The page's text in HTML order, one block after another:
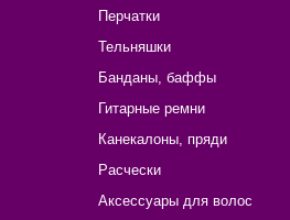
Перчатки
Тельняшки
Банданы, баффы
Гитарные ремни
Канекалоны, пряди
Расчески
Аксессуары для волос